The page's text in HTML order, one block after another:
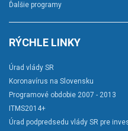
Ďalšie programy
RÝCHLE LINKY
Úrad vlády SR
Koronavírus na Slovensku
Programové obdobie 2007 - 2013
ITMS2014+
Úrad podpredsedu vlády SR pre